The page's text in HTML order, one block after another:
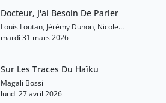
Docteur, J'ai Besoin De Parler
Louis Loutan, Jérémy Dunon, Nicole
Rosset
mardi 31 mars 2026
Sur Les Traces Du Haïku
Magali Bossi
lundi 27 avril 2026